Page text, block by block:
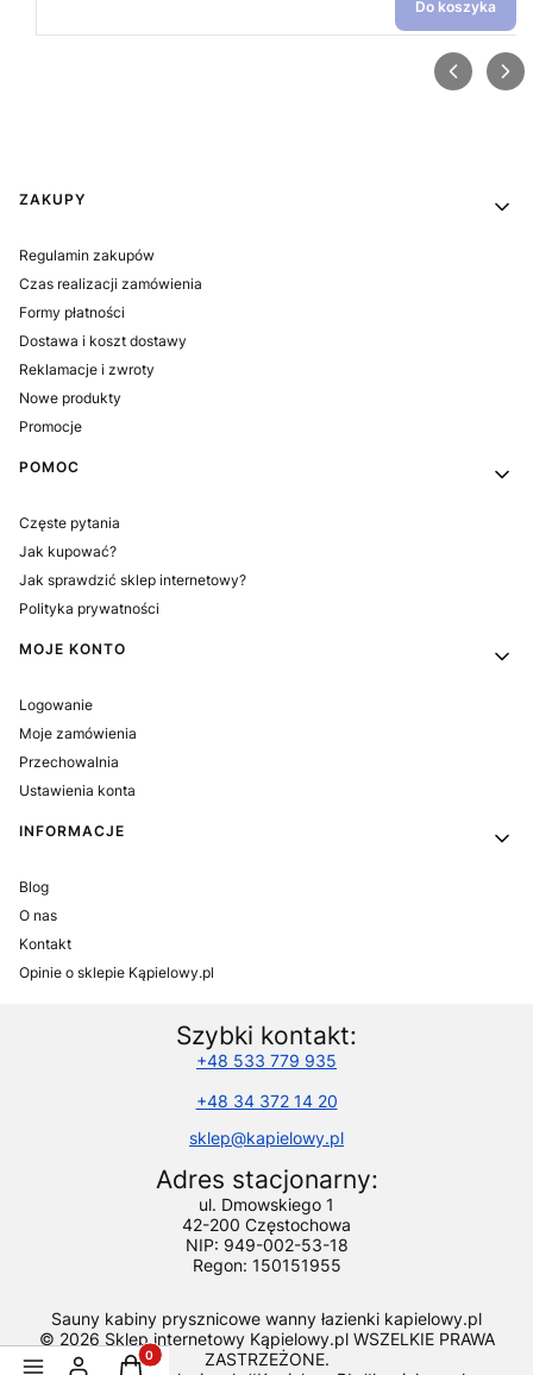
Do koszyka
Linki w stopce
ZAKUPY
Regulamin zakupów
Czas realizacji zamówienia
Formy płatności
Dostawa i koszt dostawy
Reklamacje i zwroty
Nowe produkty
Promocje
POMOC
Częste pytania
Jak kupować?
Jak sprawdzić sklep internetowy?
Polityka prywatności
MOJE KONTO
Logowanie
Moje zamówienia
Przechowalnia
Ustawienia konta
INFORMACJE
Blog
O nas
Kontakt
Opinie o sklepie Kąpielowy.pl
Szybki kontakt:
+48 533 779 935
+48 34 372 14 20
sklep@kapielowy.pl
Adres stacjonarny:
ul. Dmowskiego 1
42-200 Częstochowa
NIP: 949-002-53-18
Regon: 150151955
Sauny kabiny prysznicowe wanny łazienki kapielowy.pl
© 2026 Sklep internetowy Kąpielowy.pl WSZELKIE PRAWA
ZASTRZEŻONE.
Produkty w koszyku: 0. Zobacz szczegóły